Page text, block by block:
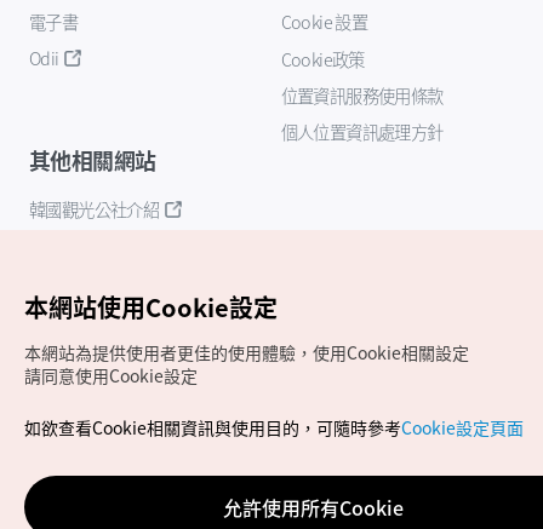
電子書
Odii
Cookie 設置
Cookie政策
位置資訊服務使用條款
個人位置資訊處理方針
其他相關網站
韓國觀光公社介紹
Copyrights (c) 韓國觀光公社版權所有
如有相關疑問或建議，歡迎來信至官方信箱
chinese_big5@knto.or.kr
本網站使用Cookie設定
本網站為提供使用者更佳的使用體驗，使用Cookie相關設定
請同意使用Cookie設定
如欲查看Cookie相關資訊與使用目的，可隨時參考Cookie設定頁面
允許使用所有Cookie